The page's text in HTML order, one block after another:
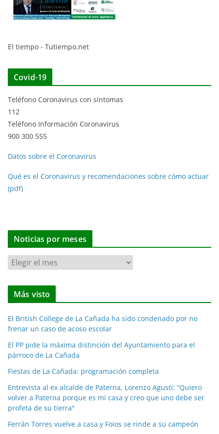
El tiempo - Tutiempo.net
Covid-19
Teléfono Coronavirus con síntomas
112
Teléfono Información Coronavirus
900 300 555
Datos sobre el Coronavirus
Qué es el Coronavirus y recomendaciones sobre cómo actuar
(pdf)
Noticias por meses
N
o
t
i
a
s
p
o
m
e
Más visto
El British College de La Cañada ha sido condenado por no
frenar un caso de acoso escolar
El PP pide la máxima distinción del Ayuntamiento para el
párroco de La Cañada
Fiestas de La Cañada: programación completa
Entrevista al ex alcalde de Paterna, Lorenzo Agustí: “Quiero
volver a Paterna porque es mi casa y creo que uno debe ser
profeta de su tierra"
Ferrán Torres vuelve a casa y Foios se rinde a su campeón